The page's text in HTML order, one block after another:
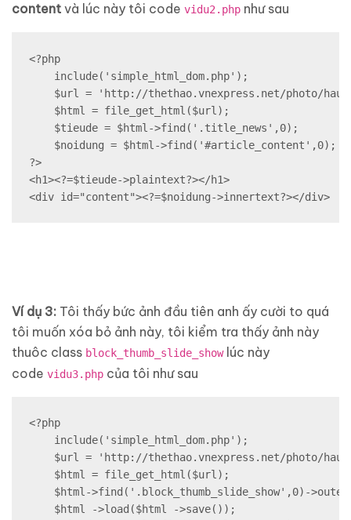
content và lúc này tôi code vidu2.php như sau
<?php
include('simple_html_dom.php');
$url = 'http://thethao.vnexpress.net/photo/hau-
$html = file_get_html($url);
$tieude = $html->find('.title_news',0);
$noidung = $html->find('#article_content',0);
?>
<h1><?=$tieude->plaintext?></h1>
<div id="content"><?=$noidung->innertext?></div>
Ví dụ 3: Tôi thấy bức ảnh đầu tiên anh ấy cười to quá
tôi muốn xóa bỏ ảnh này, tôi kiểm tra thấy ảnh này
thuôc class block_thumb_slide_showlúc này
code vidu3.php của tôi như sau
<?php
include('simple_html_dom.php');
$url = 'http://thethao.vnexpress.net/photo/hau-
$html = file_get_html($url);
$html->find('.block_thumb_slide_show',0)-
$html ->load($html ->save());